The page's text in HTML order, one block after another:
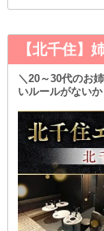
をGETできる
大事な予定が
◎
◆少ない日数
当店は《土曜
週末は特に新規
【北千住】
＼20～30代のお
いルールがない